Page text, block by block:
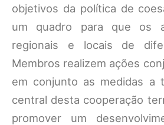
objetivos da política de
um quadro para que os
regionais e locais de
Membros realizem ações
em conjunto as medidas a
central desta cooperação
promover um